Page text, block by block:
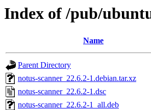
Index of /pub/
Name
Parent Directory
notus-scanner_22.6.2-1.debian.tar.xz
notus-scanner_22.6.2-1.dsc
notus-scanner_22.6.2-1_all.deb